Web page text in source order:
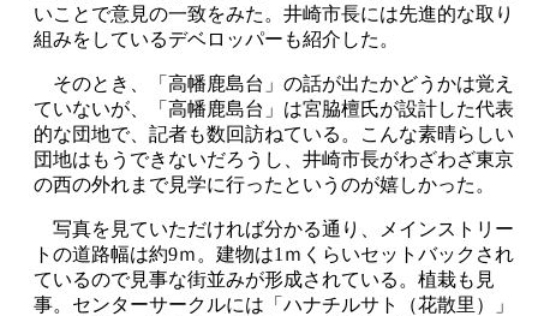
いことで意見の一致をみた。井崎市長には先進的な取り
組みをしているデベロッパーも紹介した。
そのとき、「高幡鹿島台」の話が出たかどうかは覚え
ていないが、「高幡鹿島台」は宮脇檀氏が設計した代表
的な団地で、記者も数回訪ねている。こんな素晴らしい
団地はもうできないだろうし、井崎市長がわざわざ東京
の西の外れまで見学に行ったというのが嬉しかった。
写真を見ていただければ分かる通り、メインストリー
トの道路幅は約9ｍ。建物は1ｍくらいセットバックされ
ているので見事な街並みが形成されている。植栽も見
事。センターサークルには「ハナチルサト（花散里）」